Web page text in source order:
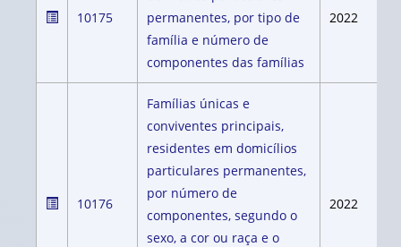
10175
permanentes, por tipo de
família e número de
componentes das famílias
2022
10176
Famílias únicas e
conviventes principais,
residentes em domicílios
particulares permanentes,
por número de
componentes, segundo o
sexo, a cor ou raça e o
2022